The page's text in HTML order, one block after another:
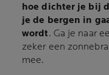
hoe dichter je bij
je de bergen in
wordt. Ga je naar
zeker een
mee.